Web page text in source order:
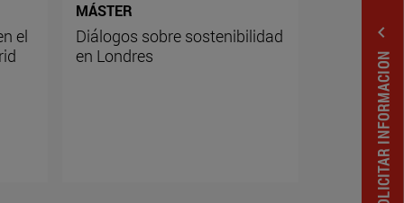
SOLICITAR INFORMACION
expand_less
el
MÁSTER
Diálogos sobre sostenibilidad
en Londres